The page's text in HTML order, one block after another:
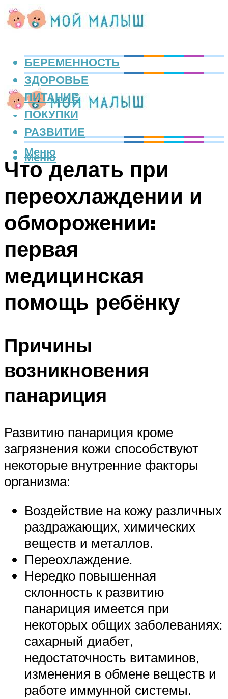
БЕРЕМЕННОСТЬ
ЗДОРОВЬЕ
ПИТАНИЕ
ПОКУПКИ
РАЗВИТИЕ
Меню
Меню
Что делать при
переохлаждении и
обморожении:
первая
медицинская
помощь ребёнку
Причины
возникновения
панариция
Развитию панариция кроме
загрязнения кожи способствуют
некоторые внутренние факторы
организма:
Воздействие на кожу различных
раздражающих, химических
веществ и металлов.
Переохлаждение.
Нередко повышенная
склонность к развитию
панариция имеется при
некоторых общих заболеваниях:
сахарный диабет,
недостаточность витаминов,
изменения в обмене веществ и
работе иммунной системы.